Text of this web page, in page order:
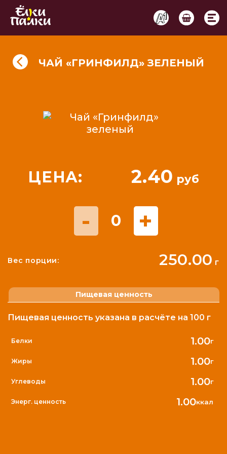
ЧАЙ «ГРИНФИЛД» ЗЕЛЕНЫЙ
ЦЕНА: 2.40 руб
- 0 +
Вес порции: 250.00 г
Пищевая ценность
Пищевая ценность указана в расчёте на 100 г
Белки 1.00г
Жиры 1.00г
Углеводы 1.00г
Энерг. ценность 1.00ккал